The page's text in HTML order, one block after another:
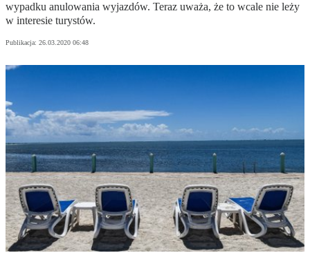
wypadku anulowania wyjazdów. Teraz uważa, że to wcale nie leży
w interesie turystów.
Publikacja: 26.03.2020 06:48